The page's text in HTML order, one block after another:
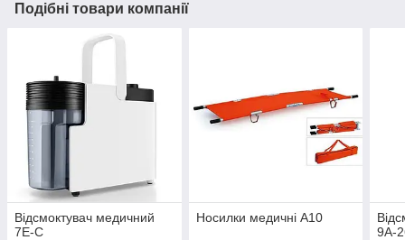
Подібні товари компанії
Відсмоктувач медичний
7E-C
Носилки медичні А10
9А-